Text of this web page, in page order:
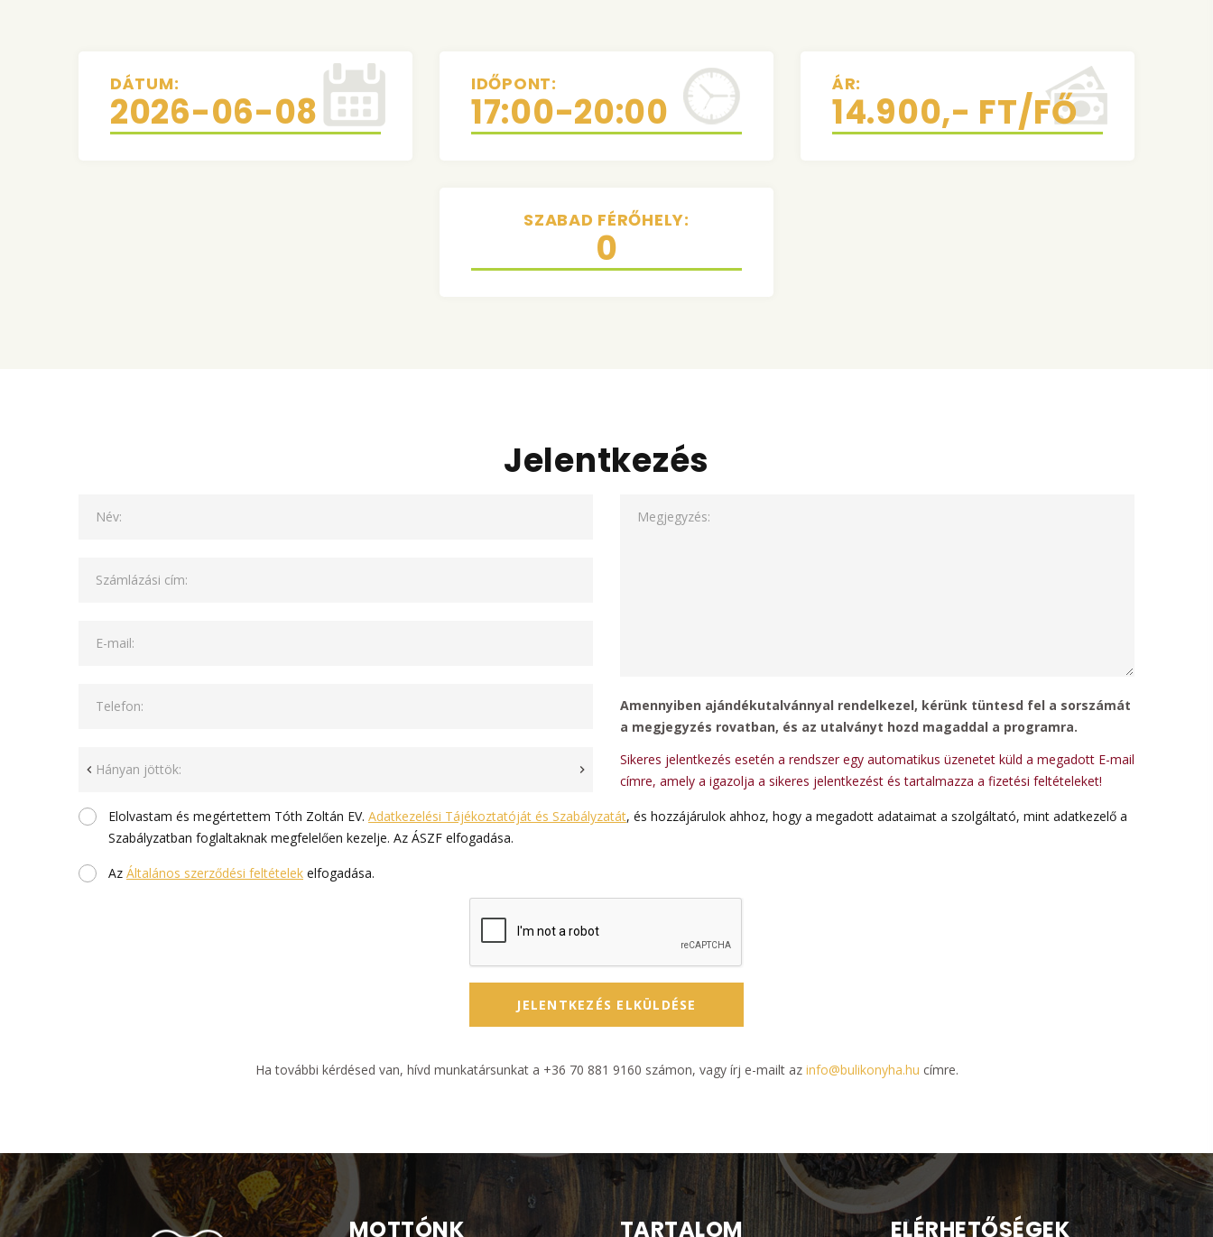
DÁTUM:
2026-06-08
IDŐPONT:
17:00-20:00
ÁR:
14.900,- FT/FŐ
SZABAD FÉRŐHELY:
0
Jelentkezés
Név:
Számlázási cím:
E-mail:
Telefon:
Hányan jöttök:
Megjegyzés:
Amennyiben ajándékutalvánnyal rendelkezel, kérünk tüntesd fel a sorszámát
a megjegyzés rovatban, és az utalványt hozd magaddal a programra.
Sikeres jelentkezés esetén a rendszer egy automatikus üzenetet küld a megadott E-mail
címre, amely a igazolja a sikeres jelentkezést és tartalmazza a fizetési feltételeket!
Elolvastam és megértettem Tóth Zoltán EV. Adatkezelési Tájékoztatóját és Szabályzatát, és hozzájárulok ahhoz, hogy a megadott adataimat a szolgáltató, mint adatkezelő a
Szabályzatban foglaltaknak megfelelően kezelje. Az ÁSZF elfogadása.
Az Általános szerződési feltételek elfogadása.
JELENTKEZÉS ELKÜLDÉSE
Ha további kérdésed van, hívd munkatársunkat a +36 70 881 9160 számon, vagy írj e-mailt az info@bulikonyha.hu címre.
MOTTÓNK TARTALOM ELÉRHETŐSÉGEK